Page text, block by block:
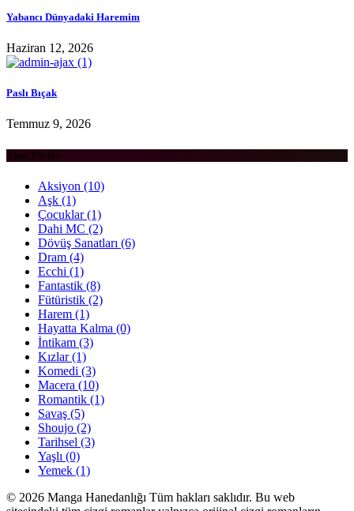
Yabancı Dünyadaki Haremim
Haziran 12, 2026
Paslı Bıçak
Temmuz 9, 2026
Tüm Türler
Aksiyon (10)
Aşk (1)
Çocuklar(1)
Dahi MC (2)
Dövüş Sanatları (6)
Dram (4)
Ecchi (1)
Fantastik (8)
Fütüristik (2)
Harem (1)
Hayatta Kalma (0)
İntikam (3)
Kızlar(1)
Komedi (3)
Macera (10)
Romantik (1)
Savaş (5)
Shoujo (2)
Tarihsel (3)
Yaşlı (0)
Yemek (1)
© 2026 Manga Hanedanlığı Tüm hakları saklıdır. Bu web